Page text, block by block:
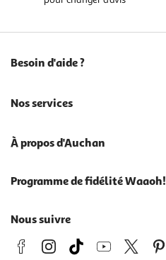
Besoin d'aide ?
Nos services
À propos d'Auchan
Programme de fidélité Waaoh!
Nous suivre